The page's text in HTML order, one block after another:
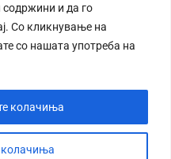
и да го
Со кликнување на
со нашата употреба на
колачиња
колачиња